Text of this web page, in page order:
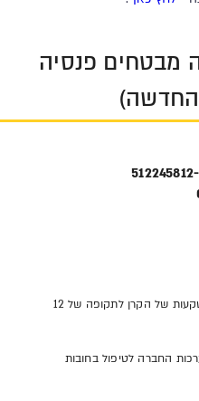
מבטחים פנסיה
מנורה מבטחים פנסיה, קוד אוצר 512245812-
מנורה מבטחים פנסיה - הרכב השקעות של הקרן לתקופה של 12
החברה לטיפול בחובות